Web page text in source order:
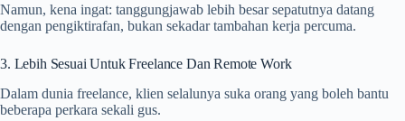
Namun, kena ingat: tanggungjawab lebih besar sepatutnya datang
dengan pengiktirafan, bukan sekadar tambahan kerja percuma.
3. Lebih Sesuai Untuk Freelance Dan Remote Work
Dalam dunia freelance, klien selalunya suka orang yang boleh bantu
beberapa perkara sekali gus.